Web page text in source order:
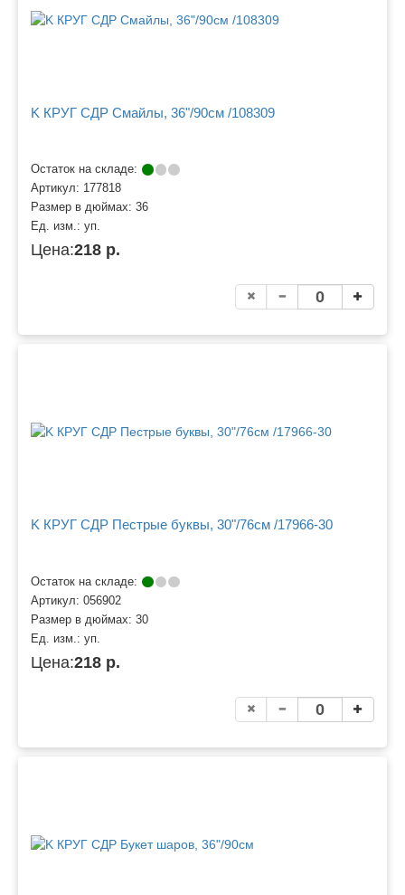
K КРУГ СДР Смайлы, 36"/90см /108309
Остаток на складе:
Артикул: 177818
Размер в дюймах: 36
Ед. изм.: уп.
Цена:218 р.
K КРУГ СДР Пестрые буквы, 30"/76см /17966-30
Остаток на складе:
Артикул: 056902
Размер в дюймах: 30
Ед. изм.: уп.
Цена:218 р.